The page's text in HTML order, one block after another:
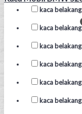
kaca
kaca
kaca
kaca
kaca
kaca